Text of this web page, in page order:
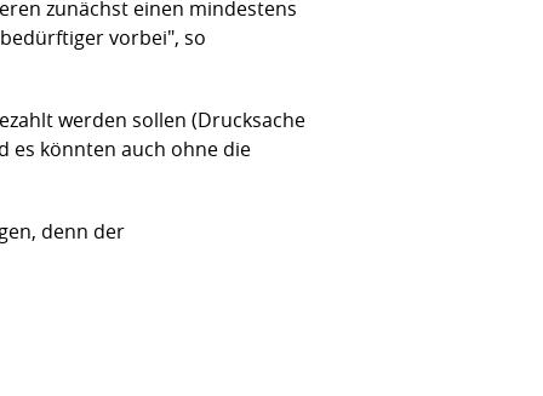
zunächst einen mindestens
vorbei", so
werden sollen (Drucksache
es könnten auch ohne die
denn der